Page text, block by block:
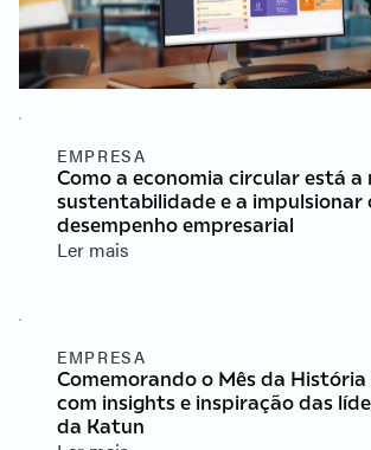
EMPRESA
Como a economia circular está a
sustentabilidade e a impulsionar
desempenho empresarial
Ler mais
EMPRESA
Comemorando o Mês da
com insights e inspiração das
da Katun